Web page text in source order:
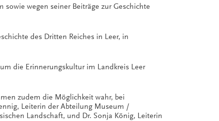
wegen seiner Beiträge zur Geschichte
des Dritten Reiches in Leer, in
die Erinnerungskultur im Landkreis Leer
zudem die Möglichkeit wahr, bei
Leiterin der Abteilung Museum /
Landschaft, und Dr. Sonja König, Leiterin